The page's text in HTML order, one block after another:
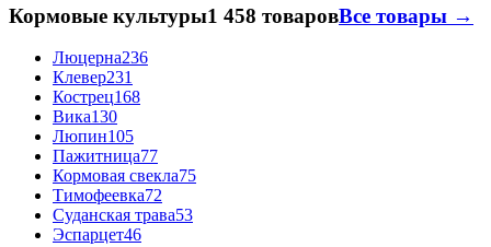
Кормовые культуры1 458 товаровВсе товары →
Люцерна236
Клевер231
Кострец168
Вика130
Люпин105
Пажитница77
Кормовая свекла75
Тимофеевка72
Суданская трава53
Эспарцет46